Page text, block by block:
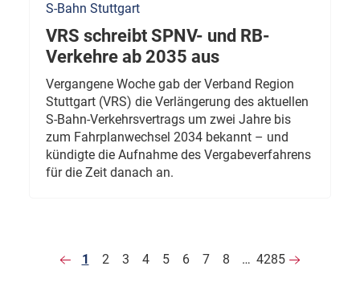
S-Bahn Stuttgart
VRS schreibt SPNV- und RB-
Verkehre ab 2035 aus
Vergangene Woche gab der Verband Region
Stuttgart (VRS) die Verlängerung des aktuellen
S-Bahn-Verkehrsvertrags um zwei Jahre bis
zum Fahrplanwechsel 2034 bekannt – und
kündigte die Aufnahme des Vergabeverfahrens
für die Zeit danach an.
1 2 3 4 5 6 7 8 … 4285